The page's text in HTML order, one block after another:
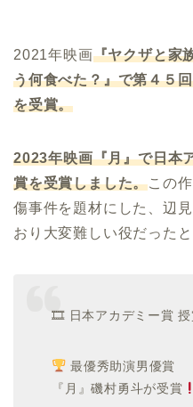
2021年映画『ヤクザと家
う何食べた？』で第４５
を受賞。
2023年映画『月』で日本
賞を受賞しました。この
傷事件を題材にした、辺
おり大変難しい役だった
🎞 日本アカデミー賞 授
最優秀助演男優賞
『月』磯村勇斗が受賞